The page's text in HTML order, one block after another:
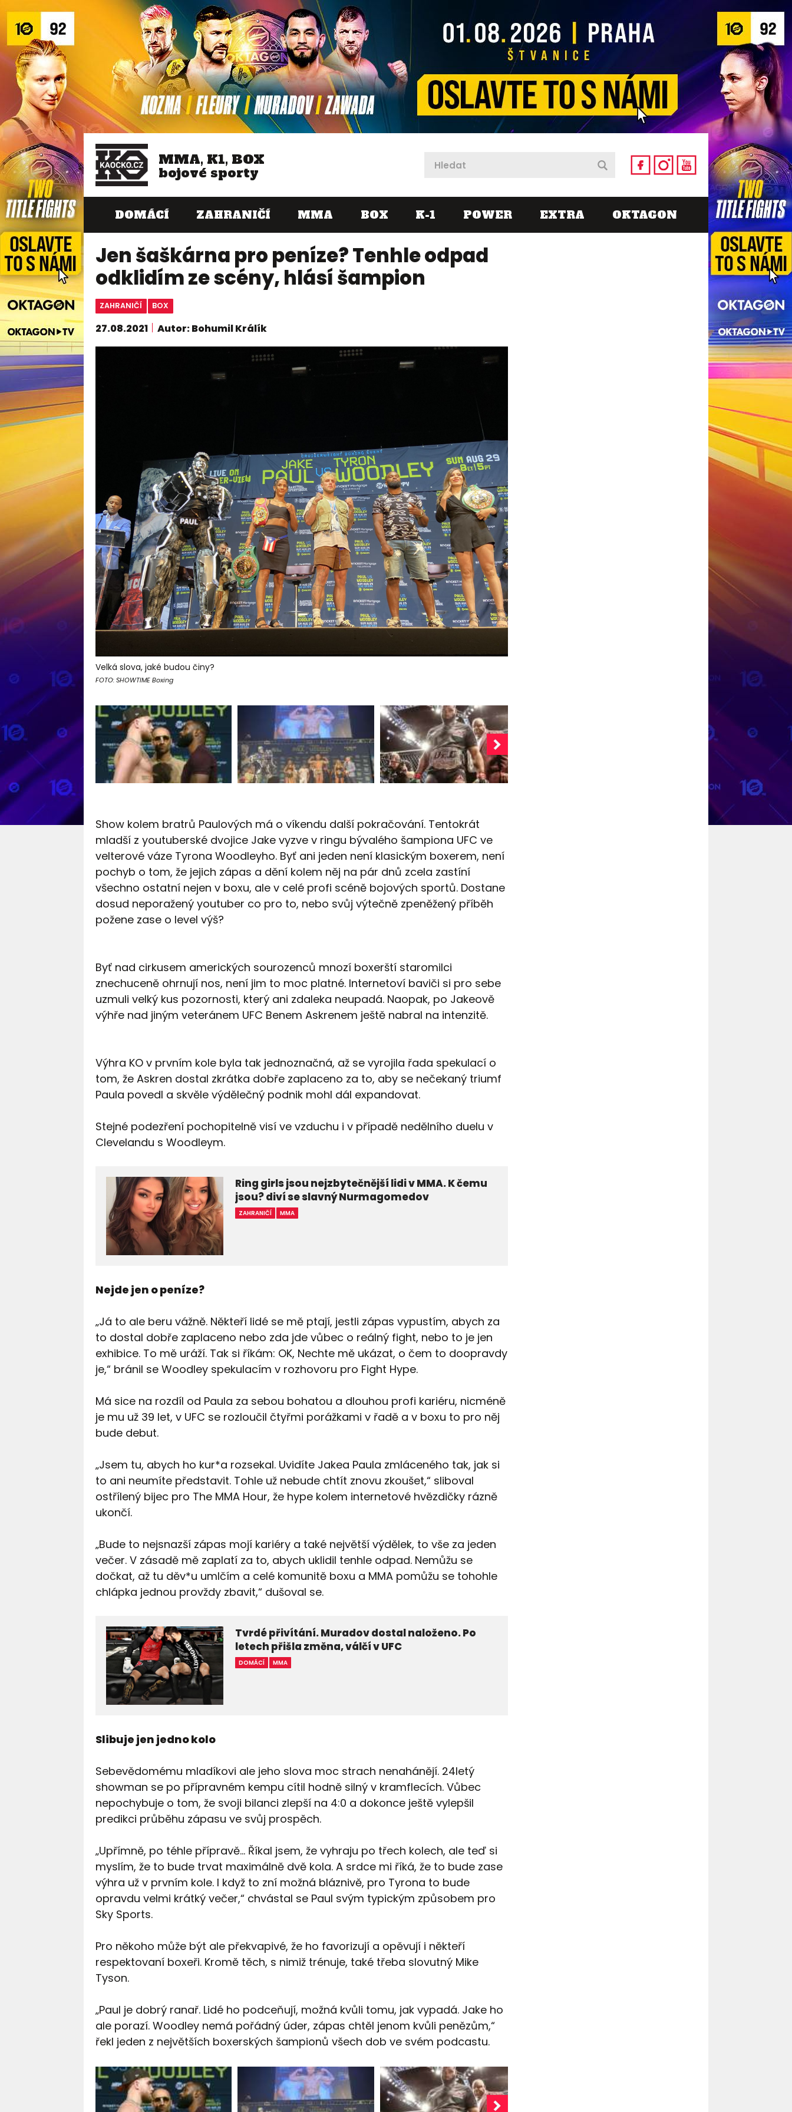
MMA, K1, BOX
bojové sporty
DOMÁCÍ ZAHRANIČÍ MMA BOX K-1 POWER EXTRA OKTAGON
Jen šaškárna pro peníze? Tenhle odpad
odklidím ze scény, hlásí šampion
ZAHRANIČÍ BOX
27.08.2021 Autor: Bohumil Králík
Velká slova, jaké budou činy?
FOTO: SHOWTIME Boxing
Show kolem bratrů Paulových má o víkendu další pokračování. Tentokrát
mladší z youtuberské dvojice Jake vyzve v ringu bývalého šampiona UFC ve
velterové váze Tyrona Woodleyho. Byť ani jeden není klasickým boxerem, není
pochyb o tom, že jejich zápas a dění kolem něj na pár dnů zcela zastíní
všechno ostatní nejen v boxu, ale v celé profi scéně bojových sportů. Dostane
dosud neporažený youtuber co pro to, nebo svůj výtečně zpeněžený příběh
požene zase o level výš?
Byť nad cirkusem amerických sourozenců mnozí boxerští staromilci
znechuceně ohrnují nos, není jim to moc platné. Internetoví baviči si pro sebe
uzmuli velký kus pozornosti, který ani zdaleka neupadá. Naopak, po Jakeově
výhře nad jiným veteránem UFC Benem Askrenem ještě nabral na intenzitě.
Výhra KO v prvním kole byla tak jednoznačná, až se vyrojila řada spekulací o
tom, že Askren dostal zkrátka dobře zaplaceno za to, aby se nečekaný triumf
Paula povedl a skvěle výdělečný podnik mohl dál expandovat.
Stejné podezření pochopitelně visí ve vzduchu i v případě nedělního duelu v
Clevelandu s Woodleym.
Ring girls jsou nejzbytečnější lidi v MMA. K čemu
jsou? diví se slavný Nurmagomedov
ZAHRANIČÍ MMA
Nejde jen o peníze?
„Já to ale beru vážně. Někteří lidé se mě ptají, jestli zápas vypustím, abych za
to dostal dobře zaplaceno nebo zda jde vůbec o reálný fight, nebo to je jen
exhibice. To mě uráží. Tak si říkám: OK, Nechte mě ukázat, o čem to doopravdy
je,“ bránil se Woodley spekulacím v rozhovoru pro Fight Hype.
Má sice na rozdíl od Paula za sebou bohatou a dlouhou profi kariéru, nicméně
je mu už 39 let, v UFC se rozloučil čtyřmi porážkami v řadě a v boxu to pro něj
bude debut.
„Jsem tu, abych ho kur*a rozsekal. Uvidíte Jakea Paula zmláceného tak, jak si
to ani neumíte představit. Tohle už nebude chtít znovu zkoušet,“ sliboval
ostřílený bijec pro The MMA Hour, že hype kolem internetové hvězdičky rázně
ukončí.
„Bude to nejsnazší zápas mojí kariéry a také největší výdělek, to vše za jeden
večer. V zásadě mě zaplatí za to, abych uklidil tenhle odpad. Nemůžu se
dočkat, až tu děv*u umlčím a celé komunitě boxu a MMA pomůžu se tohohle
chlápka jednou provždy zbavit,“ dušoval se.
Tvrdé přivítání. Muradov dostal naloženo. Po
letech přišla změna, válčí v UFC
DOMÁCÍ MMA
Slibuje jen jedno kolo
Sebevědomému mladíkovi ale jeho slova moc strach nenahánějí. 24letý
showman se po přípravném kempu cítil hodně silný v kramflecích. Vůbec
nepochybuje o tom, že svoji bilanci zlepší na 4:0 a dokonce ještě vylepšil
predikci průběhu zápasu ve svůj prospěch.
„Upřímně, po téhle přípravě... Říkal jsem, že vyhraju po třech kolech, ale teď si
myslím, že to bude trvat maximálně dvě kola. A srdce mi říká, že to bude zase
výhra už v prvním kole. I když to zní možná bláznivě, pro Tyrona to bude
opravdu velmi krátký večer,“ chvástal se Paul svým typickým způsobem pro
Sky Sports.
Pro někoho může být ale překvapivé, že ho favorizují a opěvují i někteří
respektovaní boxeři. Kromě těch, s nimiž trénuje, také třeba slovutný Mike
Tyson.
„Paul je dobrý ranař. Lidé ho podceňují, možná kvůli tomu, jak vypadá. Jake ho
ale porazí. Woodley nemá pořádný úder, zápas chtěl jenom kvůli penězům,“
řekl jeden z největších boxerských šampionů všech dob ve svém podcastu.